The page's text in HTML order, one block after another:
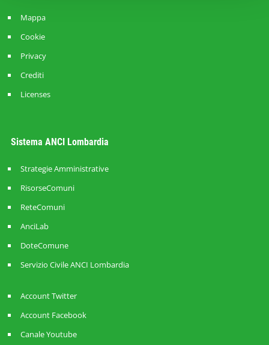
Mappa
Cookie
Privacy
Crediti
Licenses
Sistema ANCI Lombardia
Strategie Amministrative
RisorseComuni
ReteComuni
AnciLab
DoteComune
Servizio Civile ANCI Lombardia
Account Twitter
Account Facebook
Canale Youtube